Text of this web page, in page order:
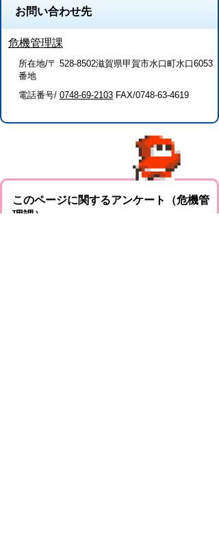
お問い合わせ先
危機管理課
所在地/〒 528-8502滋賀県甲賀市水口町水口6053
番地
電話番号/ 0748-69-2103 FAX/0748-63-4619
このページに関するアンケート（危機管
理課）